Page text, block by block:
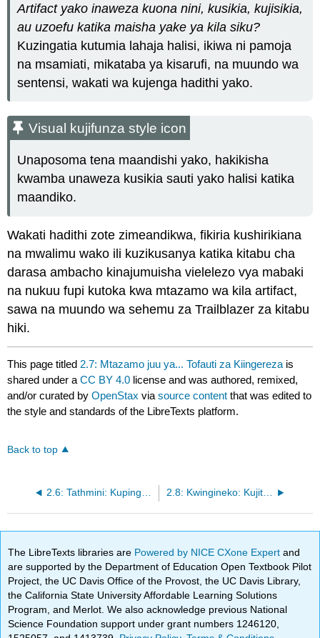
Artifact yako inaweza kuona nini, kusikia, kujisikia,
au uzoefu katika maisha yake ya kila siku?
Kuzingatia kutumia lahaja halisi, ikiwa ni pamoja
na msamiati, mikataba ya kisarufi, na muundo wa
sentensi, wakati wa kujenga hadithi yako.
Visual kujifunza style icon
Unaposoma tena maandishi yako, hakikisha
kwamba unaweza kusikia sauti yako halisi katika
maandiko.
Wakati hadithi zote zimeandikwa, fikiria kushirikiana
na mwalimu wako ili kuzikusanya katika kitabu cha
darasa ambacho kinajumuisha vielelezo vya mabaki
na nukuu fupi kutoka kwa mtazamo wa kila artifact,
sawa na muundo wa sehemu za Trailblazer za kitabu
hiki.
This page titled 2.7: Mtazamo juu ya... Tofauti za Kiingereza is
shared under aCC BY 4.0 license and was authored, remixed,
and/or curated byOpenStax viasource content that was edited to
the style and standards of the LibreTexts platform.
Back to top
2.8: Kwingineko: Kujitokeza Self
The LibreTexts libraries are Powered by NICE CXone Expertand
are supported by the Department of Education Open Textbook Pilot
Project, the UC Davis Office of the Provost, the UC Davis Library,
the California State University Affordable Learning Solutions
Program, and Merlot. We also acknowledge previous National
Science Foundation support under grant numbers 1246120,